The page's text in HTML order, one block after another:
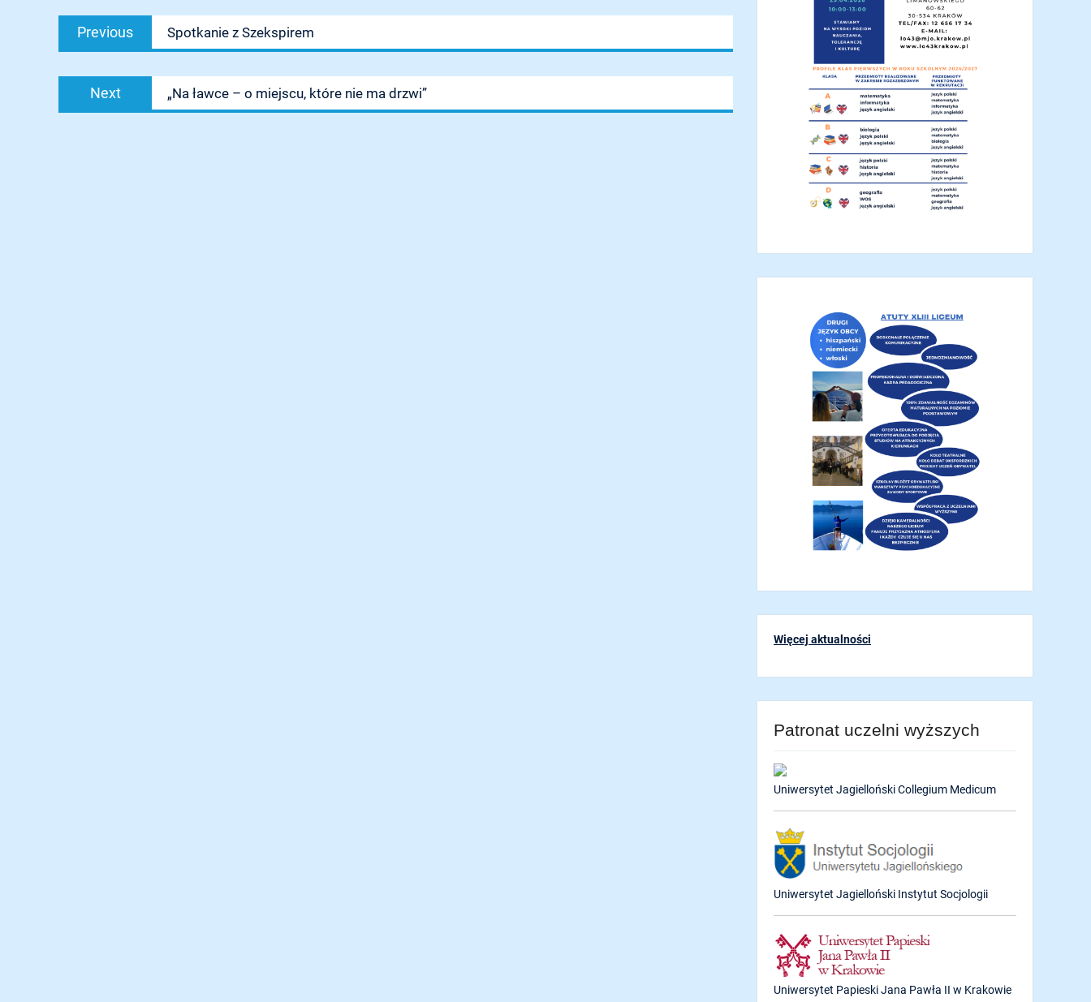
Nawigacja
wpisu
Previous
post:
Spotkanie z Szekspirem
Next
post:
„Na ławce – o miejscu, które nie ma drzwi”
Więcej aktualności
Patronat uczelni wyższych
Uniwersytet Jagielloński Collegium Medicum
Uniwersytet Jagielloński Instytut Socjologii
Uniwersytet Papieski Jana Pawła II w Krakowie